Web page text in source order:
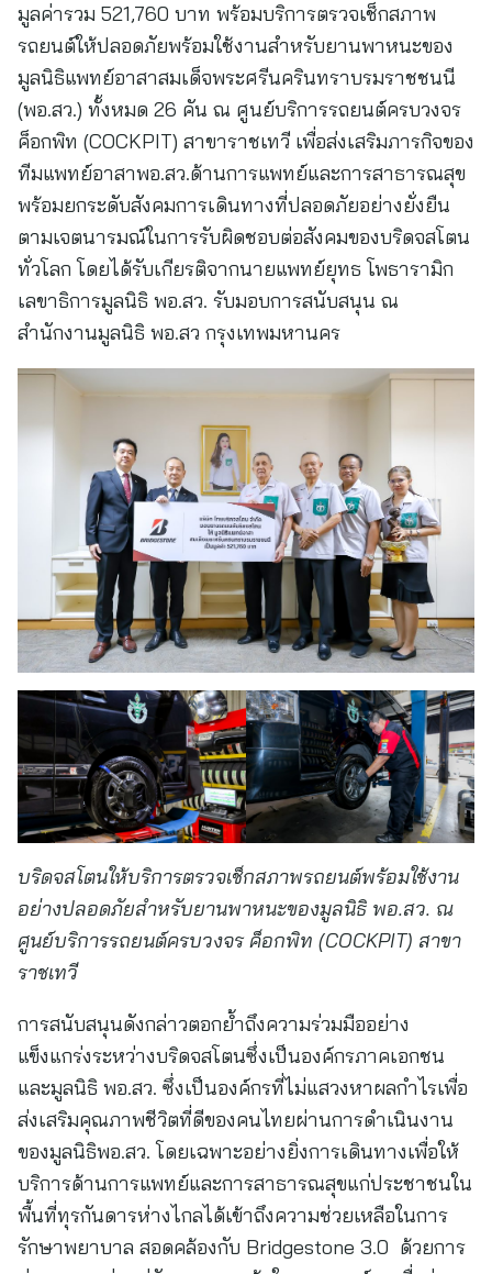
มูลค่ารวม 521,760 บาท พร้อมบริการตรวจเช็กสภาพ
รถยนต์ให้ปลอดภัยพร้อมใช้งานสำหรับยานพาหนะของ
มูลนิธิแพทย์อาสาสมเด็จพระศรีนครินทราบรมราชชนนี
(พอ.สว.) ทั้งหมด 26 คัน ณ ศูนย์บริการรถยนต์ครบวงจร
ค็อกพิท (COCKPIT) สาขาราชเทวี เพื่อส่งเสริมภารกิจของ
ทีมแพทย์อาสาพอ.สว.ด้านการแพทย์และการสาธารณสุข
พร้อมยกระดับสังคมการเดินทางที่ปลอดภัยอย่างยั่งยืน
ตามเจตนารมณ์ในการรับผิดชอบต่อสังคมของบริดจสโตน
ทั่วโลก โดยได้รับเกียรติจากนายแพทย์ยุทธ โพธารามิก
เลขาธิการมูลนิธิ พอ.สว. รับมอบการสนับสนุน ณ
สำนักงานมูลนิธิ พอ.สว กรุงเทพมหานคร
บริดจสโตนให้บริการตรวจเช็กสภาพรถยนต์พร้อมใช้งาน
อย่างปลอดภัยสำหรับยานพาหนะของมูลนิธิ พอ.สว. ณ
ศูนย์บริการรถยนต์ครบวงจร ค็อกพิท (COCKPIT) สาขา
ราชเทวี
การสนับสนุนดังกล่าวตอกย้ำถึงความร่วมมืออย่าง
แข็งแกร่งระหว่างบริดจสโตนซึ่งเป็นองค์กรภาคเอกชน
และมูลนิธิ พอ.สว. ซึ่งเป็นองค์กรที่ไม่แสวงหาผลกำไรเพื่อ
ส่งเสริมคุณภาพชีวิตที่ดีของคนไทยผ่านการดำเนินงาน
ของมูลนิธิพอ.สว. โดยเฉพาะอย่างยิ่งการเดินทางเพื่อให้
บริการด้านการแพทย์และการสาธารณสุขแก่ประชาชนใน
พื้นที่ทุรกันดารห่างไกลได้เข้าถึงความช่วยเหลือในการ
รักษาพยาบาล สอดคล้องกับ Bridgestone 3.0 ด้วยการ